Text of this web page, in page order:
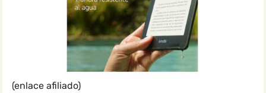
(enlace afiliado)